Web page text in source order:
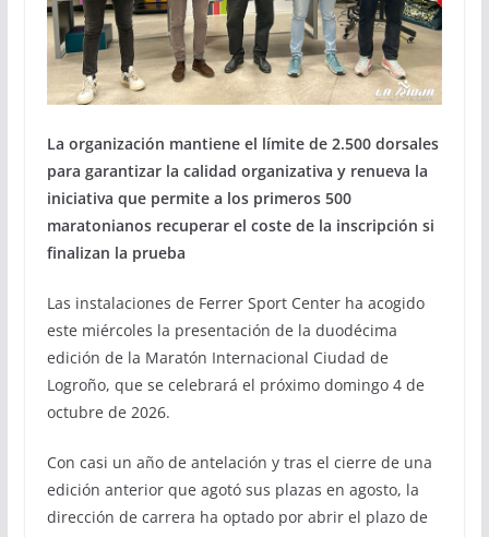
La organización mantiene el límite de 2.500 dorsales
para garantizar la calidad organizativa y renueva la
iniciativa que permite a los primeros 500
maratonianos recuperar el coste de la inscripción si
finalizan la prueba
Las instalaciones de Ferrer Sport Center ha acogido
este miércoles la presentación de la duodécima
edición de la Maratón Internacional Ciudad de
Logroño, que se celebrará el próximo domingo 4 de
octubre de 2026.
Con casi un año de antelación y tras el cierre de una
edición anterior que agotó sus plazas en agosto, la
dirección de carrera ha optado por abrir el plazo de